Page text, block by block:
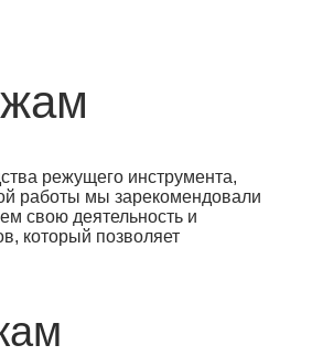
режущего инструмента,
работы мы зарекомендовали
свою деятельность и
который позволяет